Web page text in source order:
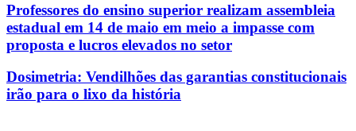
Professores do ensino superior realizam assembleia
estadual em 14 de maio em meio a impasse com
proposta e lucros elevados no setor
Dosimetria: Vendilhões das garantias constitucionais
irão para o lixo da história